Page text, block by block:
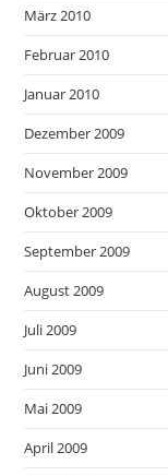
März 2010
Februar 2010
Januar 2010
Dezember 2009
November 2009
Oktober 2009
September 2009
August 2009
Juli 2009
Juni 2009
Mai 2009
April 2009